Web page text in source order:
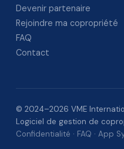
Devenir partenaire
Rejoindre ma copropriété
FAQ
Contact
© 2024–2026 VME
Logiciel de gestion de
Confidentialité · FAQ · App